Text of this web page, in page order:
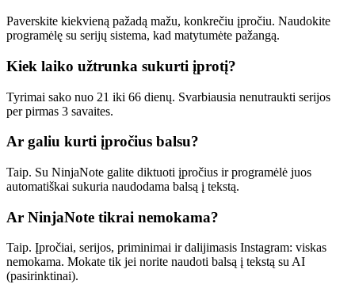
Paverskite kiekvieną pažadą mažu, konkrečiu įpročiu. Naudokite
programėlę su serijų sistema, kad matytumėte pažangą.
Kiek laiko užtrunka sukurti įprotį?
Tyrimai sako nuo 21 iki 66 dienų. Svarbiausia nenutraukti serijos
per pirmas 3 savaites.
Ar galiu kurti įpročius balsu?
Taip. Su NinjaNote galite diktuoti įpročius ir programėlė juos
automatiškai sukuria naudodama balsą į tekstą.
Ar NinjaNote tikrai nemokama?
Taip. Įpročiai, serijos, priminimai ir dalijimasis Instagram: viskas
nemokama. Mokate tik jei norite naudoti balsą į tekstą su AI
(pasirinktinai).